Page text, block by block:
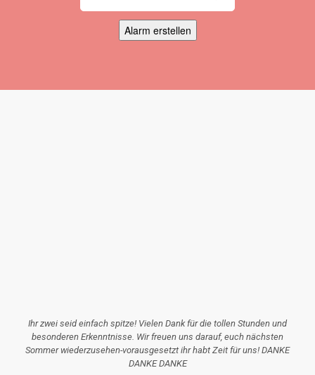
Ihr zwei seid einfach spitze! Vielen Dank für die tollen Stunden und
besonderen Erkenntnisse. Wir freuen uns darauf, euch nächsten
Sommer wiederzusehen-vorausgesetzt ihr habt Zeit für uns! DANKE
DANKE DANKE